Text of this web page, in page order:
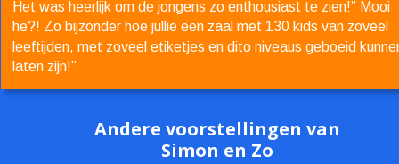
Het was heerlijk om de jongens zo enthousiast te zien!” Mooi
he?! Zo bijzonder hoe jullie een zaal met 130 kids van zoveel
leeftijden, met zoveel etiketjes en dito niveaus geboeid
laten zijn!”
Andere voorstellingen van
Simon en Zo